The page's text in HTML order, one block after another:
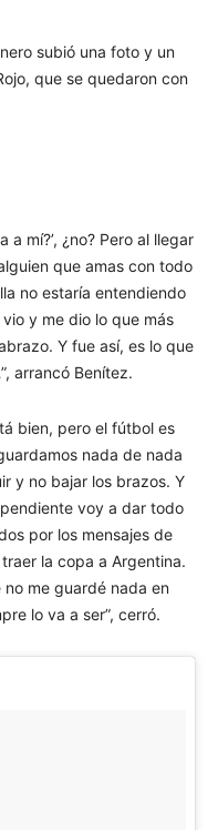
subió una foto y un
que se quedaron con
a mí?’, ¿no? Pero al llegar
que amas con todo
no estaría entendiendo
y me dio lo que más
Y fue así, es lo que
arrancó Benítez.
bien, pero el fútbol es
nada de nada
y no bajar los brazos. Y
voy a dar todo
por los mensajes de
la copa a Argentina.
me guardé nada en
lo va a ser”, cerró.